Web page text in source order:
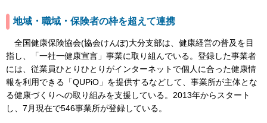
地域・職域・保険者の枠を超えて連携
全国健康保険協会(協会けんぽ)大分支部は、健康経営の普及を目
指し、「一社一健康宣言」事業に取り組んでいる。登録した事業者
には、従業員ひとりひとりがインターネットで個人に合った健康情
報を利用できる「QUPiO」を提供するなどして、事業所が主体とな
る健康づくりへの取り組みを支援している。2013年からスタート
し、7月現在で546事業所が登録している。